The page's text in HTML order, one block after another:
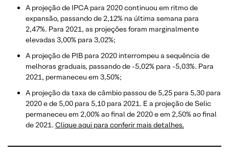
A projeção de IPCA para 2020 continuou em ritmo de
expansão, passando de 2,12% na última semana para
2,47%. Para 2021, as projeções foram marginalmente
elevadas 3,00% para 3,02%;
A projeção de PIB para 2020 interrompeu a sequência de
melhoras graduais, passando de -5,02% para -5,03%. Para
2021, permaneceu em 3,50%;
A projeção da taxa de câmbio passou de 5,25 para 5,30 para
2020 e de 5,00 para 5,10 para 2021. E a projeção de Selic
permaneceu em 2,00% ao final de 2020 e em 2,50% ao final
de 2021. Clique aqui para conferir mais detalhes.